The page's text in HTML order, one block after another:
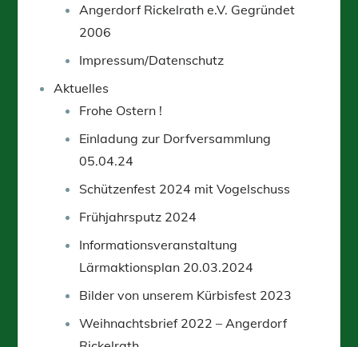
Angerdorf Rickelrath e.V. Gegründet
2006
Impressum/Datenschutz
Aktuelles
Frohe Ostern !
Einladung zur Dorfversammlung
05.04.24
Schützenfest 2024 mit Vogelschuss
Frühjahrsputz 2024
Informationsveranstaltung
Lärmaktionsplan 20.03.2024
Bilder von unserem Kürbisfest 2023
Weihnachtsbrief 2022 – Angerdorf